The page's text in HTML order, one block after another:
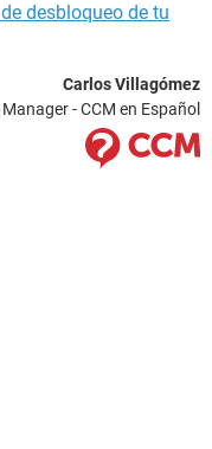
desbloqueo de tu
Carlos Villagómez
- CCM en Español